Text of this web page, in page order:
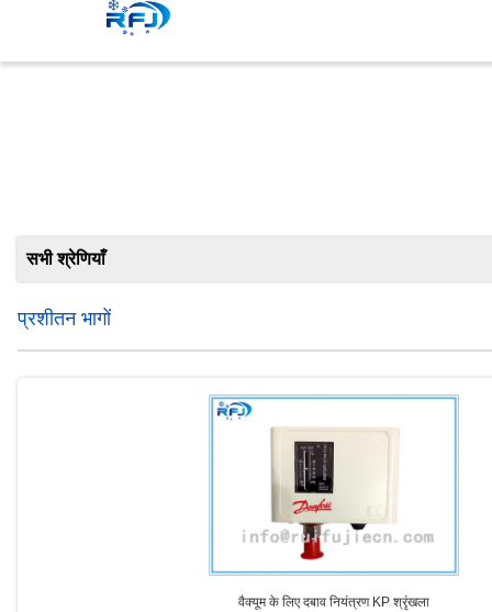
सभी श्रेणियाँ
प्रशीतन भागों
वैक्यूम के लिए दबाव नियंत्रण KP श्रृंखला